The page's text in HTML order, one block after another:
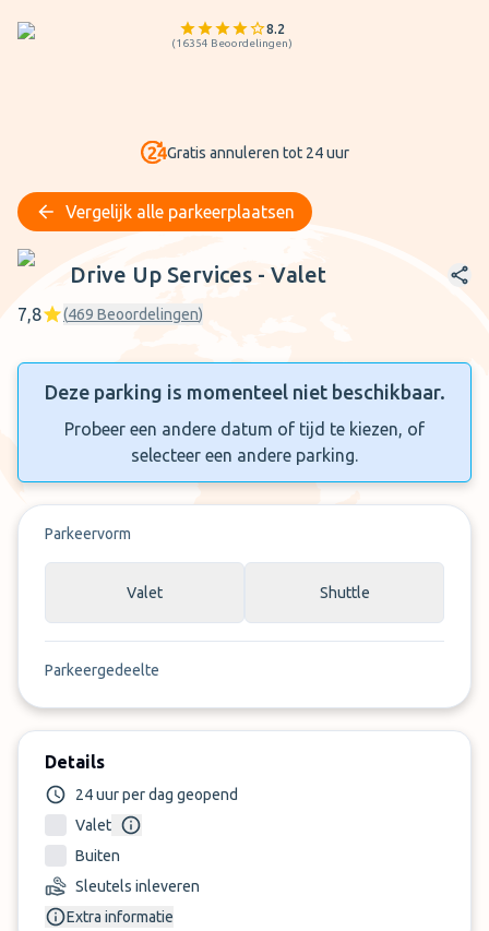
8.2
(16354 Beoordelingen)
Gratis annuleren tot 24 uur
Vergelijk alle parkeerplaatsen
Drive Up Services - Valet
Drive Up Services - Valet
7,8 (469 Beoordelingen)
Deze parking is momenteel niet beschikbaar.
Probeer een andere datum of tijd te kiezen, of
selecteer een andere parking.
Parkeervorm
Valet Shuttle
Parkeergedeelte
Details
24 uur per dag geopend
Valet
Buiten
Sleutels inleveren
Extra informatie